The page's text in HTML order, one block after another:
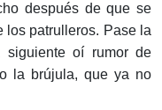
después de que se
los patrulleros. Pase la
siguiente oí rumor de
la brújula, que ya no